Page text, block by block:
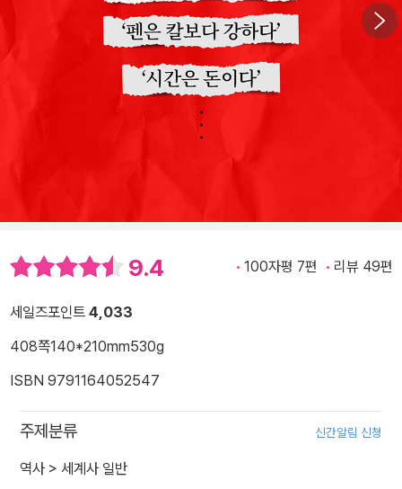
9.4 100자평 7편 리뷰 49편
세일즈포인트 4,033
408쪽140*210mm530g
ISBN 9791164052547
주제분류 신간알림 신청
역사 > 세계사 일반